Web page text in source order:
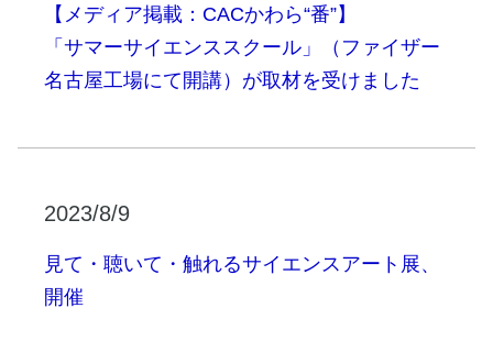
【メディア掲載：CACかわら“番”】
「サマーサイエンススクール」（ファイザー
名古屋工場にて開講）が取材を受けました
2023/8/9
見て・聴いて・触れるサイエンスアート展、
開催